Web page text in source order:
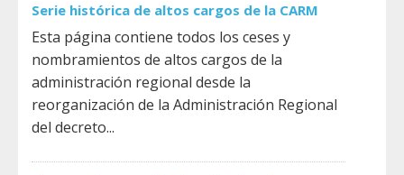
Serie histórica de altos cargos de la CARM
Esta página contiene todos los ceses y
nombramientos de altos cargos de la
administración regional desde la
reorganización de la Administración Regional
del decreto...